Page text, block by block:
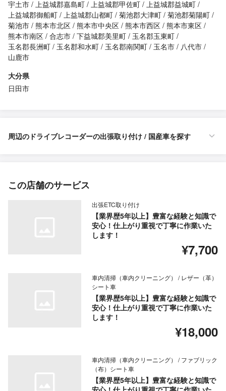
宇土市 上益城郡嘉島町 上益城郡甲佐町 上益城郡益城町
上益城郡御船町 上益城郡山都町 菊池郡大津町 菊池郡菊陽町
菊池市 熊本市北区 熊本市中央区 熊本市西区 熊本市東区
熊本市南区 合志市 下益城郡美里町
玉名郡玉東町
玉名郡長洲町
玉名郡和水町 玉名郡南関町 玉名市
八代市
山鹿市
大分県
日田市
周辺のドライブレコーダーの出張取り付け / 国産車を探す
この店舗のサービス
出張ETC取り付け
【業界歴5年以上】豊富な経験と知識で
安心！仕上がり重視で丁寧に作業いた
します！
¥7,700
車内清掃（車内クリーニング） / レザー（革）
シート車
【業界歴5年以上】豊富な経験と知識で
安心！仕上がり重視で丁寧に作業いた
します！
¥18,000
車内清掃（車内クリーニング） / ファブリック
（布）シート車
【業界歴5年以上】豊富な経験と知識で